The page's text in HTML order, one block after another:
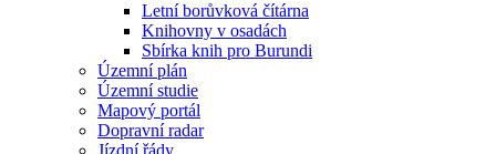
Letní borůvková čítárna
Knihovny v osadách
Sbírka knih pro Burundi
Územní plán
Územní studie
Mapový portál
Dopravní radar
Jízdní řády